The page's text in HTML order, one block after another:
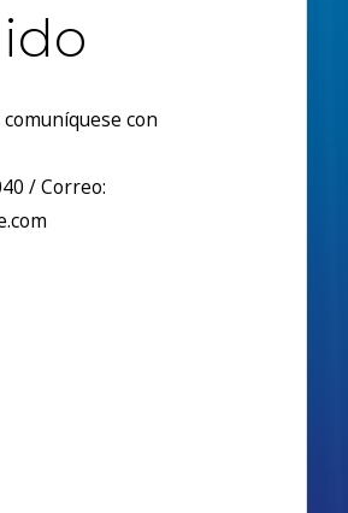
con
/ Correo: